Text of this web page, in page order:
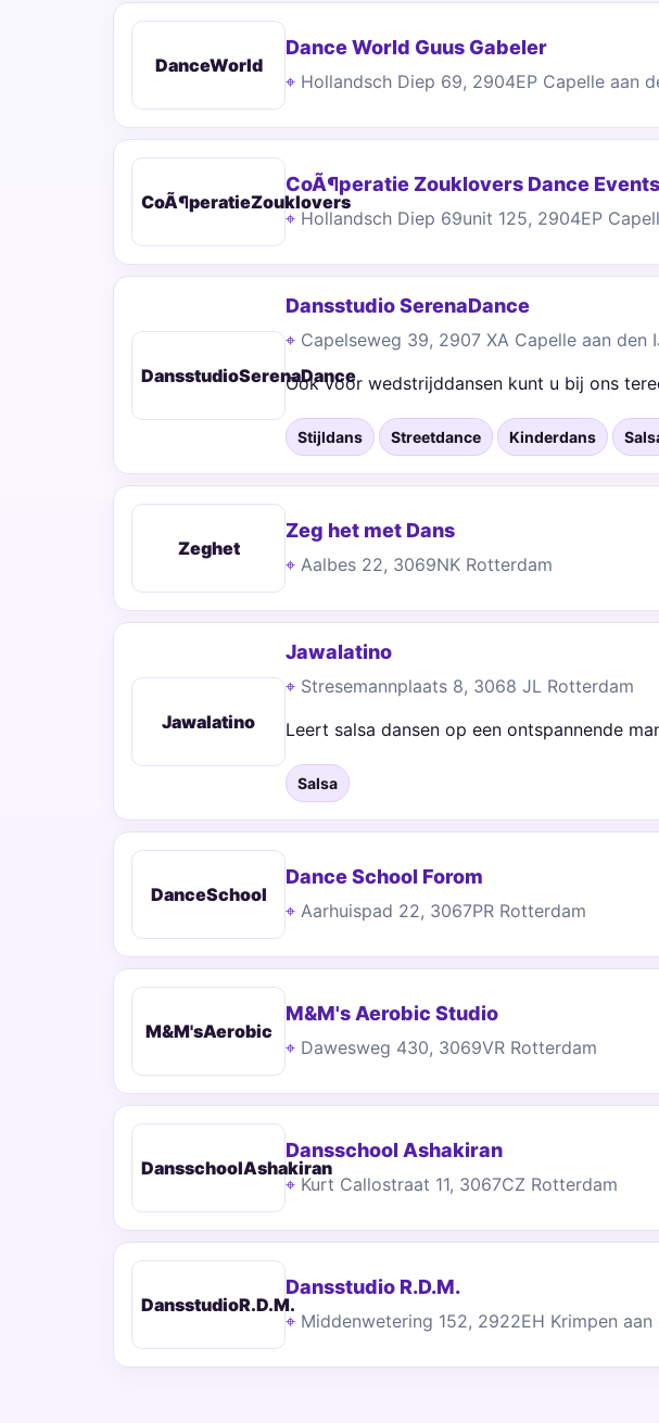
DanceWorld
Dance World Guus Gabeler
Hollandsch Diep 69, 2904EP Capelle aan
CoÃ¶peratieZouklovers
CoÃ¶peratie Zouklovers Dance
Hollandsch Diep 69unit 125, 2904EP
DansstudioSerenaDance
Dansstudio SerenaDance
Capelseweg 39, 2907 XA Capelle aan den
Ook voor wedstrijddansen kunt u bij ons
Stijldans Streetdance Kinderdans
Zeghet
Zeg het met Dans
Aalbes 22, 3069NK Rotterdam
Jawalatino
Jawalatino
Stresemannplaats 8, 3068 JL Rotterdam
Leert salsa dansen op een ontspannende
Salsa
DanceSchool
Dance School Forom
Aarhuispad 22, 3067PR Rotterdam
M&M'sAerobic
M&M's Aerobic Studio
Dawesweg 430, 3069VR Rotterdam
DansschoolAshakiran
Dansschool Ashakiran
Kurt Callostraat 11, 3067CZ Rotterdam
DansstudioR.D.M.
Dansstudio R.D.M.
Middenwetering 152, 2922EH Krimpen aan